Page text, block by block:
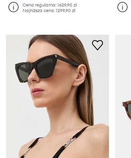
Cena regularna:1629,90 zł
Najniższa cena:1299,90 zł